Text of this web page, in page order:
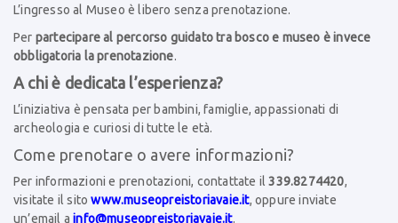
L’ingresso al Museo è libero senza prenotazione.
Per partecipare al percorso guidato tra bosco e museo è invece
obbligatoria la prenotazione.
A chi è dedicata l’esperienza?
L’iniziativa è pensata per bambini, famiglie, appassionati di
archeologia e curiosi di tutte le età.
Come prenotare o avere informazioni?
Per informazioni e prenotazioni, contattate il339.8274420,
visitate il sitowww.museopreistoriavaie.it, oppure inviate
un’email ainfo@museopreistoriavaie.it.